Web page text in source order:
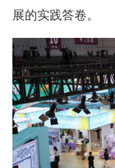
展的实践答卷。